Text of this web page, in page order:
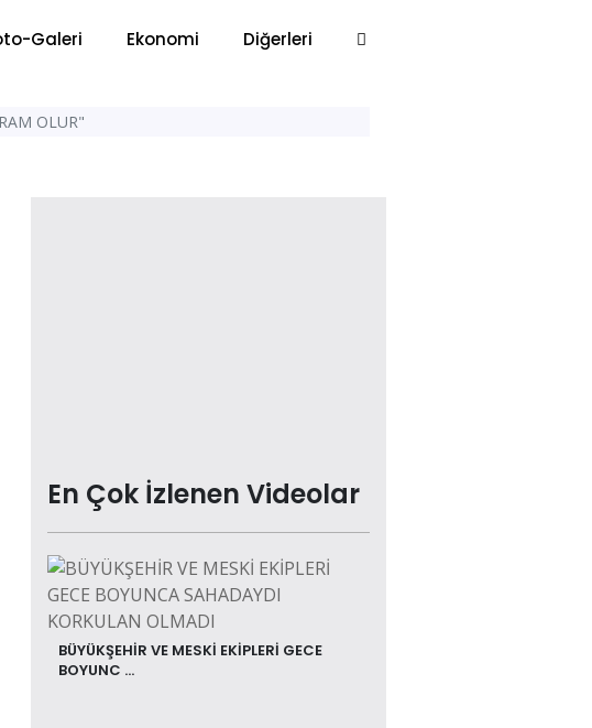
Galeri Ekonomi Diğerleri
OLUR"
En Çok İzlenen Videolar
BÜYÜKŞEHİR VE MESKİ EKİPLERİ GECE
BOYUNC ...